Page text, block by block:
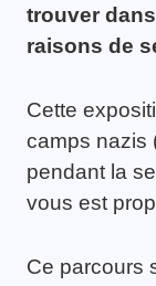
trouver
raisons de
Cette
camps nazis
pendant la
vous est
Ce parcours